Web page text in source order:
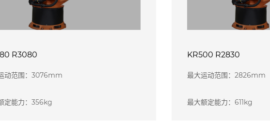
R3080
动范围：3076mm
定能力：356kg
KR500 R2830
最大运动范围：2826mm
最大额定能力：611kg